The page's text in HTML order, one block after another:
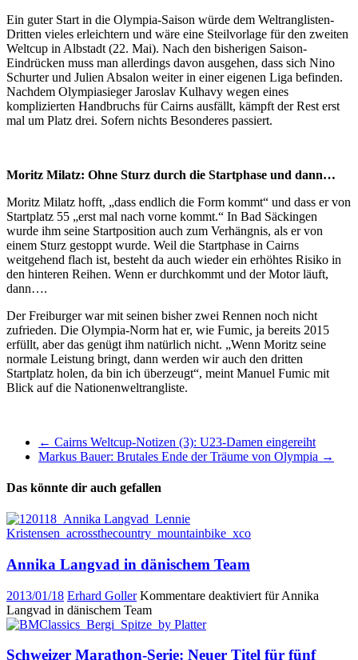
Ein guter Start in die Olympia-Saison würde dem Weltranglisten-
Dritten vieles erleichtern und wäre eine Steilvorlage für den zweiten
Weltcup in Albstadt (22. Mai). Nach den bisherigen Saison-
Eindrücken muss man allerdings davon ausgehen, dass sich Nino
Schurter und Julien Absalon weiter in einer eigenen Liga befinden.
Nachdem Olympiasieger Jaroslav Kulhavy wegen eines
komplizierten Handbruchs für Cairns ausfällt, kämpft der Rest erst
mal um Platz drei. Sofern nichts Besonderes passiert.
Moritz Milatz: Ohne Sturz durch die Startphase und dann…
Moritz Milatz hofft, „dass endlich die Form kommt“ und dass er von
Startplatz 55 „erst mal nach vorne kommt.“ In Bad Säckingen
wurde ihm seine Startposition auch zum Verhängnis, als er von
einem Sturz gestoppt wurde. Weil die Startphase in Cairns
weitgehend flach ist, besteht da auch wieder ein erhöhtes Risiko in
den hinteren Reihen. Wenn er durchkommt und der Motor läuft,
dann….
Der Freiburger war mit seinen bisher zwei Rennen noch nicht
zufrieden. Die Olympia-Norm hat er, wie Fumic, ja bereits 2015
erfüllt, aber das genügt ihm natürlich nicht. „Wenn Moritz seine
normale Leistung bringt, dann werden wir auch den dritten
Startplatz holen, da bin ich überzeugt“, meint Manuel Fumic mit
Blick auf die Nationenweltrangliste.
← Cairns Weltcup-Notizen (3): U23-Damen eingereiht
Markus Bauer: Brutales Ende der Träume von Olympia →
Das könnte dir auch gefallen
Annika Langvad in dänischem Team
2013/01/18 Erhard Goller Kommentare deaktiviert für Annika
Langvad in dänischem Team
Schweizer Marathon-Serie: Neuer Titel für fünf